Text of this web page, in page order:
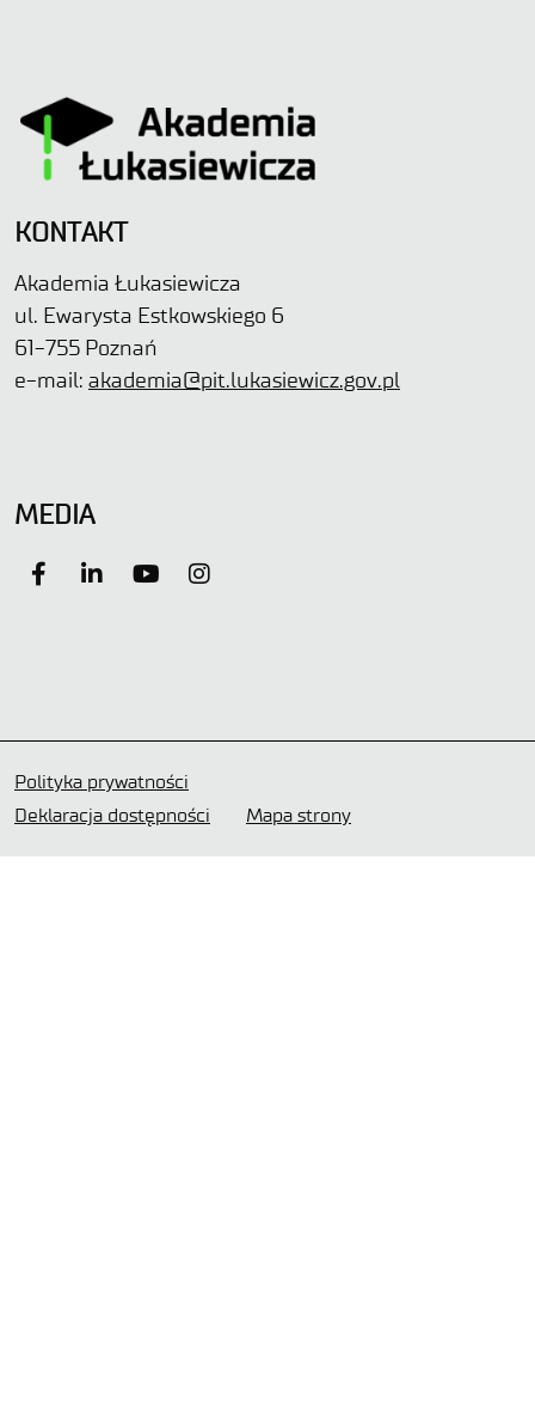
KONTAKT
Akademia Łukasiewicza
ul. Ewarysta Estkowskiego 6
61-755 Poznań
e-mail: akademia@pit.lukasiewicz.gov.pl
MEDIA
Polityka prywatności
Deklaracja dostępności
Mapa strony